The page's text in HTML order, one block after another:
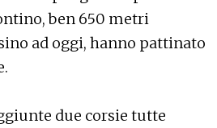
ben 650 metri
ad oggi, hanno pattinato
due corsie tutte